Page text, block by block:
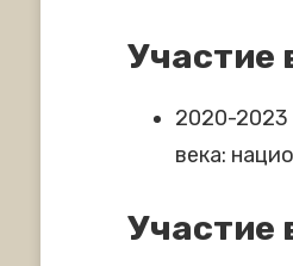
Участие
2020-2023
века:
Участие